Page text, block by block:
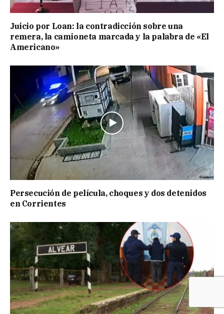
Juicio por Loan: la contradicción sobre una
remera, la camioneta marcada y la palabra de «El
Americano»
Persecución de película, choques y dos detenidos
en Corrientes